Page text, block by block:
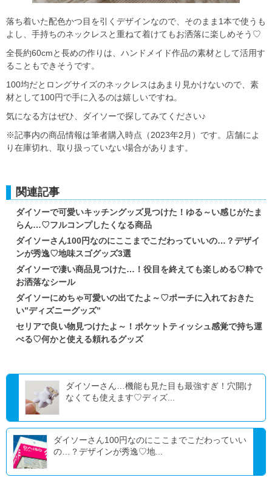
落ち着いた配色かつ目を引くデザインなので、そのまま1本で使うも
よし、手持ちのネックレスと重ねて着けてもお洒落に楽しめそう♡
全長約60cmと長めの作りは、ハンドメイド作品の素材として活用す
ることもできそうです。
100均だとロングサイズのネックレスはあまり見かけないので、素
材として100円で手に入るのは嬉しいですね。
気になる方はぜひ、ダイソーで探してみてください♪
※記事内の商品情報は筆者購入時点（2023年2月）です。店舗によ
り在庫切れ、取り扱っていない場合があります。
関連記事
ダイソーで可愛いキッチングッズ見つけた！ゆる～い感じがたま
らん…♡フルコンプしたくなる商品
ダイソーさん100円なのにここまでこだわっていいの…？デザイ
ンが秀逸♡地味スゴグッズ3選
ダイソーで凄い商品見つけた…！役目を終えても楽しめる♡粋で
お洒落なシール
ダイソーにめちゃ可愛いの出てたよ～♡ポーチに入れておきた
い”ディズニーグッズ”
セリアで良い物見つけたよ～！ポケットティッシュ感覚で持ち運
べる♡何かと使える頼れるグッズ
ダイソーさん…機能も見た目も最強すぎ！穴開け
なくても使えます♡ディズ...
ダイソーさん100円なのにここまでこだわっていい
の…？デザインが秀逸♡地...